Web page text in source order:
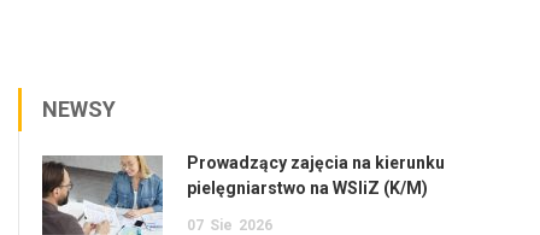
NEWSY
Prowadzący zajęcia na kierunku
pielęgniarstwo na WSIiZ (K/M)
07 Sie 2026